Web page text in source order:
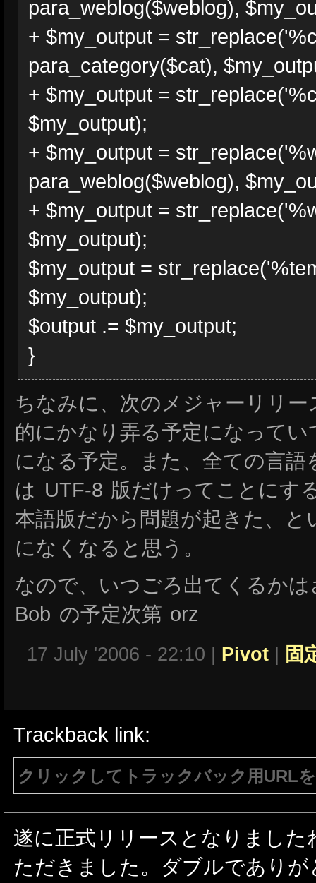
para_weblog($weblog),
+ $my_output =
para_category($cat),
+ $my_output =
$my_output);
+ $my_output =
para_weblog($weblog),
+ $my_output =
$my_output);
$my_output =
$my_output);
$output .= $my_output;
}
ちなみに、次のメジャーリリ
的にかなり弄る予定になって
になる予定。また、全ての言
は UTF-8 版だけってことにす
本語版だから問題が起きた、
になくなると思う。
なので、いつごろ出てくるか
Bob の予定次第 orz
17 July '2006 - 22:10 | Pivot 固
Trackback link:
クリックしてトラックバック用URL
有効である必要があります。
遂に正式リリースとなりまし
ただきました。ダブルであり